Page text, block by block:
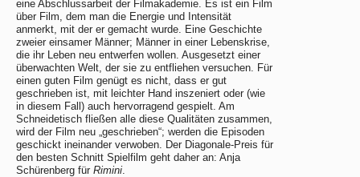
eine Abschlussarbeit der Filmakademie. Es ist ein Film
über Film, dem man die Energie und Intensität
anmerkt, mit der er gemacht wurde. Eine Geschichte
zweier einsamer Männer; Männer in einer Lebenskrise,
die ihr Leben neu entwerfen wollen. Ausgesetzt einer
überwachten Welt, der sie zu entfliehen versuchen. Für
einen guten Film genügt es nicht, dass er gut
geschrieben ist, mit leichter Hand inszeniert oder (wie
in diesem Fall) auch hervorragend gespielt. Am
Schneidetisch fließen alle diese Qualitäten zusammen,
wird der Film neu „geschrieben“; werden die Episoden
geschickt ineinander verwoben. Der Diagonale-Preis für
den besten Schnitt Spielfilm geht daher an: Anja
Schürenberg für Rimini.